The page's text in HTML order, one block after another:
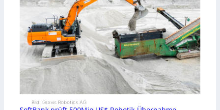
Bild: Gravis Robotics AG